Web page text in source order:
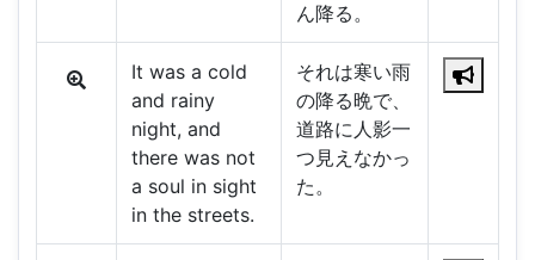
ん降る。
It was a cold
and rainy
night, and
there was not
a soul in sight
in the streets.
それは寒い雨
の降る晩で、
道路に人影一
つ見えなかっ
た。